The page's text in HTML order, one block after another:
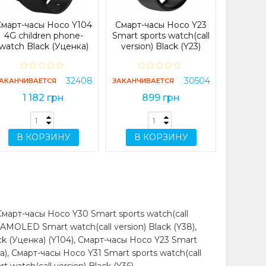
series 7 hw67
pro max pink
часы Hoco Y104
4G children phone-
Black (Уценка)
32408
1 182 грн
В КОРЗИНУ
Смарт-часы Hoco Y23
Smart sports watch(call
version) Black (Y23)
ЗАКАНЧИВАЕТСЯ 30504
899 грн
В КОРЗИНУ
часы Hoco Y30 Smart sports watch(call
Smart watch(call version) Black (Y38),
(Уценка) (Y104), Смарт-часы Hoco Y23 Smart
Смарт-часы Hoco Y31 Smart sports watch(call